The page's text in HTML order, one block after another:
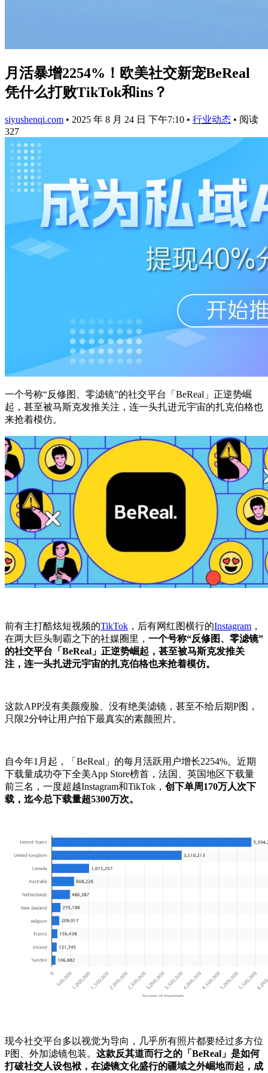
月活暴增2254%！欧美社交新宠BeReal
凭什么打败TikTok和ins？
siyushenqi.com • 2025 年 8 月 24 日 下午7:10 • 行业动态 • 阅读
327
一个号称“反修图、零滤镜”的社交平台「BeReal」正逆势崛
起，甚至被马斯克发推关注，连一头扎进元宇宙的扎克伯格也
来抢着模仿。
前有主打酷炫短视频的TikTok ，后有网红图横行的Instagram ，
在两大巨头制霸之下的社媒圈里， 一个号称“反修图、零滤镜”
的社交平台「BeReal」正逆势崛起，甚至被马斯克发推关
注，连一头扎进元宇宙的扎克伯格也来抢着模仿。
这款APP没有美颜瘦脸、没有绝美滤镜，甚至不给后期P图，
只限2分钟让用户拍下最真实的素颜照片。
自今年1月起，「BeReal」的每月活跃用户增长2254%。近期
下载量成功夺下全美App Store榜首，法国、英国地区下载量
前三名，一度超越Instagram和TikTok， 创下单周170万人次下
载，迄今总下载量超5300万次。
现今社交平台多以视觉为导向，几乎所有照片都要经过多方位
P图、外加滤镜包装。 这款反其道而行之的「BeReal」是如何
打破社交人设包袱，在滤镜文化盛行的疆域之外崛地而起，成